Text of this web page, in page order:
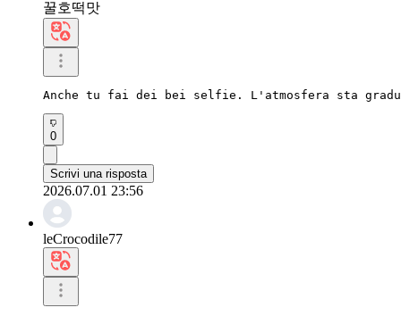
꿀호떡맛
Anche tu fai dei bei selfie. L'atmosfera sta
0
Scrivi una risposta
2026.07.01 23:56
leCrocodile77